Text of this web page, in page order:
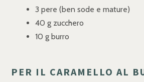
3 pere (ben sode e mature)
40 g zucchero
10 g burro
PER IL CARAMELLO AL